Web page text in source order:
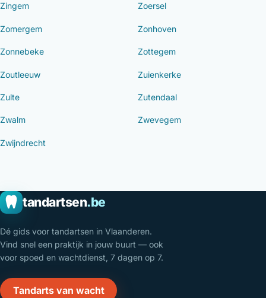
Zingem Zoersel
Zomergem Zonhoven
Zonnebeke Zottegem
Zoutleeuw Zuienkerke
Zulte Zutendaal
Zwalm Zwevegem
Zwijndrecht
tandartsen.be
Dé gids voor tandartsen in Vlaanderen.
Vind snel een praktijk in jouw buurt — ook
voor spoed en wachtdienst, 7 dagen op 7.
Tandarts van wacht